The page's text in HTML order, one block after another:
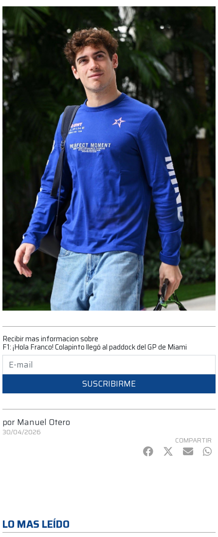
Recibir mas informacion sobre
F1: ¡Hola Franco! Colapinto llegó al paddock del GP de Miami
SUSCRIBIRME
por Manuel Otero
30/04/2026
COMPARTIR
Facebook
Twitter
mail
LO MAS LEÍDO